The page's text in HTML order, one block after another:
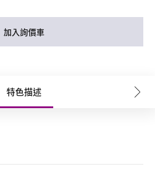
加入詢價車
特色描述